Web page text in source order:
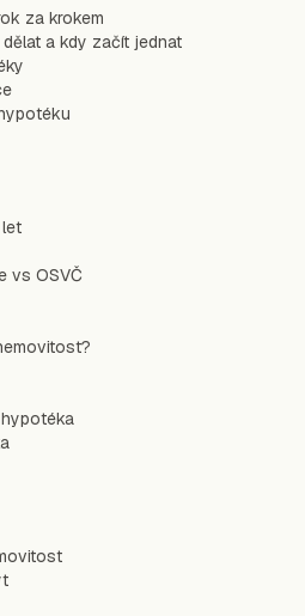
za krokem
a kdy začít jednat
vs OSVČ